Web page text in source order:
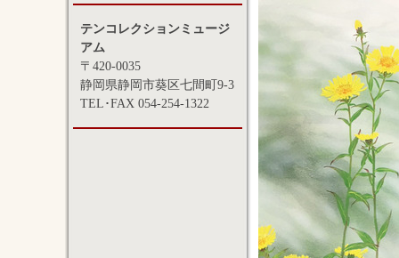
テンコレクションミュージ
アム
〒420-0035
静岡県静岡市葵区七間町9-3
TEL･FAX 054-254-1322